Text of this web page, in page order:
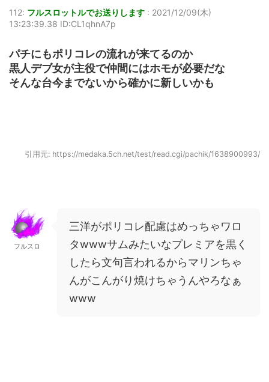
112: フルスロットルでお送りします : 2021/12/09(木)
13:23:39.38 ID:CL1qhnA7p
パチにもポリコレの流れが来てるのか
黒人デブ女が主役で仲間にはホモが必要だな
そんな台今までないから確かに新しいかも
引用元: https://medaka.5ch.net/test/read.cgi/pachik/1638900993/
フルスロ
三洋がポリコレ配慮はめっちゃワロ
タwwwサムみたいなプレミアを黒く
したら文句言われるからマリンちゃ
んがこんがり焼けちゃうんやろなぁ
www